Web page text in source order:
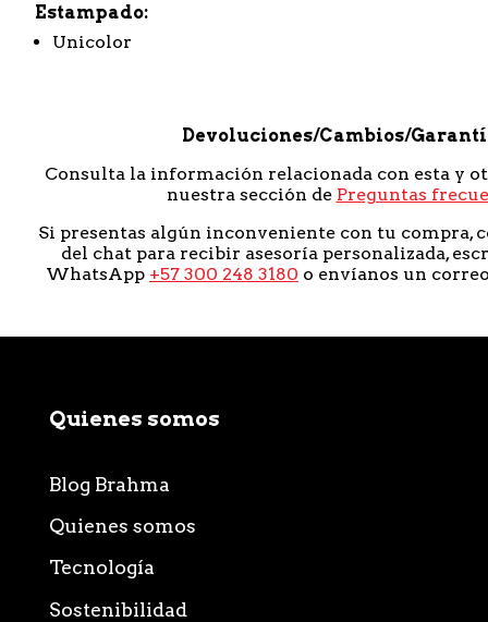
Estampado
Unicolor
Devoluciones/Cambios/
Consulta la información relacionada con esta y
nuestra sección de Preguntas
Si presentas algún inconveniente con tu compra,
del chat para recibir asesoría personalizada,
WhatsApp +57 300 248 3180 o envíanos un
Quienes somos
Blog Brahma
Quienes somos
Tecnología
Sostenibilidad